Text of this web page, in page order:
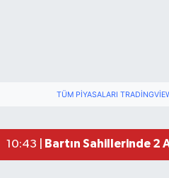
TÜM PIYASALARI
10:43 | Bartın Sahillerinde 2